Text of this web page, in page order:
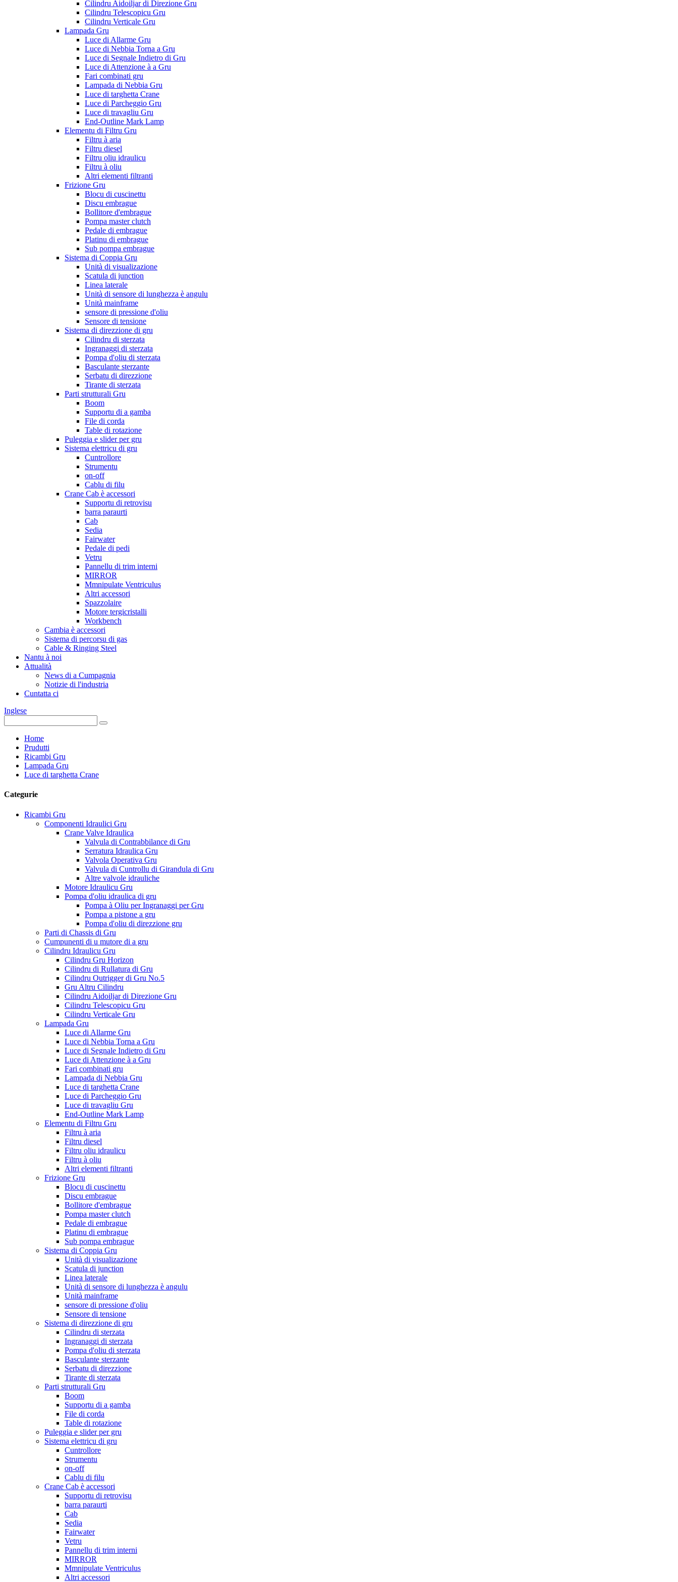
Cilindru Aidoiljar di Direzione Gru
Cilindru Telescopicu Gru
Cilindru Verticale Gru
Lampada Gru
Luce di Allarme Gru
Luce di Nebbia Torna a Gru
Luce di Segnale Indietro di Gru
Luce di Attenzione à a Gru
Fari combinati gru
Lampada di Nebbia Gru
Luce di targhetta Crane
Luce di Parcheggio Gru
Luce di travagliu Gru
End-Outline Mark Lamp
Elementu di Filtru Gru
Filtru à aria
Filtru diesel
Filtru oliu idraulicu
Filtru à oliu
Altri elementi filtranti
Frizione Gru
Blocu di cuscinettu
Discu embrague
Bollitore d'embrague
Pompa master clutch
Pedale di embrague
Platinu di embrague
Sub pompa embrague
Sistema di Coppia Gru
Unità di visualizazione
Scatula di junction
Linea laterale
Unità di sensore di lunghezza è angulu
Unità mainframe
sensore di pressione d'oliu
Sensore di tensione
Sistema di direzzione di gru
Cilindru di sterzata
Ingranaggi di sterzata
Pompa d'oliu di sterzata
Basculante sterzante
Serbatu di direzzione
Tirante di sterzata
Parti strutturali Gru
Boom
Supportu di a gamba
File di corda
Table di rotazione
Puleggia e slider per gru
Sistema elettricu di gru
Cuntrollore
Strumentu
on-off
Cablu di filu
Crane Cab è accessori
Supportu di retrovisu
barra paraurti
Cab
Sedia
Fairwater
Pedale di pedi
Vetru
Pannellu di trim interni
MIRROR
Mmnipulate Ventriculus
Altri accessori
Spazzolaire
Motore tergicristalli
Workbench
Cambia è accessori
Sistema di percorsu di gas
Cable & Ringing Steel
Nantu à noi
Attualità
News di a Cumpagnia
Notizie di l'industria
Cuntatta ci
Inglese
Home
Prudutti
Ricambi Gru
Lampada Gru
Luce di targhetta Crane
Categurie
Ricambi Gru
Componenti Idraulici Gru
Crane Valve Idraulica
Valvula di Contrabbilance di Gru
Serratura Idraulica Gru
Valvola Operativa Gru
Valvula di Cuntrollu di Girandula di Gru
Altre valvole idrauliche
Motore Idraulicu Gru
Pompa d'oliu idraulica di gru
Pompa à Oliu per Ingranaggi per Gru
Pompa a pistone a gru
Pompa d'oliu di direzzione gru
Parti di Chassis di Gru
Cumpunenti di u mutore di a gru
Cilindru Idraulicu Gru
Cilindru Gru Horizon
Cilindru di Rullatura di Gru
Cilindru Outrigger di Gru No.5
Gru Altru Cilindru
Cilindru Aidoiljar di Direzione Gru
Cilindru Telescopicu Gru
Cilindru Verticale Gru
Lampada Gru
Luce di Allarme Gru
Luce di Nebbia Torna a Gru
Luce di Segnale Indietro di Gru
Luce di Attenzione à a Gru
Fari combinati gru
Lampada di Nebbia Gru
Luce di targhetta Crane
Luce di Parcheggio Gru
Luce di travagliu Gru
End-Outline Mark Lamp
Elementu di Filtru Gru
Filtru à aria
Filtru diesel
Filtru oliu idraulicu
Filtru à oliu
Altri elementi filtranti
Frizione Gru
Blocu di cuscinettu
Discu embrague
Bollitore d'embrague
Pompa master clutch
Pedale di embrague
Platinu di embrague
Sub pompa embrague
Sistema di Coppia Gru
Unità di visualizazione
Scatula di junction
Linea laterale
Unità di sensore di lunghezza è angulu
Unità mainframe
sensore di pressione d'oliu
Sensore di tensione
Sistema di direzzione di gru
Cilindru di sterzata
Ingranaggi di sterzata
Pompa d'oliu di sterzata
Basculante sterzante
Serbatu di direzzione
Tirante di sterzata
Parti strutturali Gru
Boom
Supportu di a gamba
File di corda
Table di rotazione
Puleggia e slider per gru
Sistema elettricu di gru
Cuntrollore
Strumentu
on-off
Cablu di filu
Crane Cab è accessori
Supportu di retrovisu
barra paraurti
Cab
Sedia
Fairwater
Vetru
Pannellu di trim interni
MIRROR
Mmnipulate Ventriculus
Altri accessori